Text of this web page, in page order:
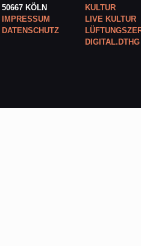
50667 KÖLN
IMPRESSUM
DATENSCHUTZ
KULTUR
LIVE KULTUR
DIGITAL.DTHG